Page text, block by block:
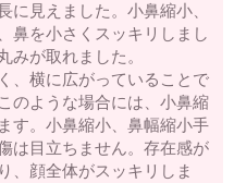
に見えました。小鼻縮小、
鼻を小さくスッキリしまし
みが取れました。
、横に広がっていることで
のような場合には、小鼻縮
す。小鼻縮小、鼻幅縮小手
は目立ちません。存在感が
、顔全体がスッキリしま